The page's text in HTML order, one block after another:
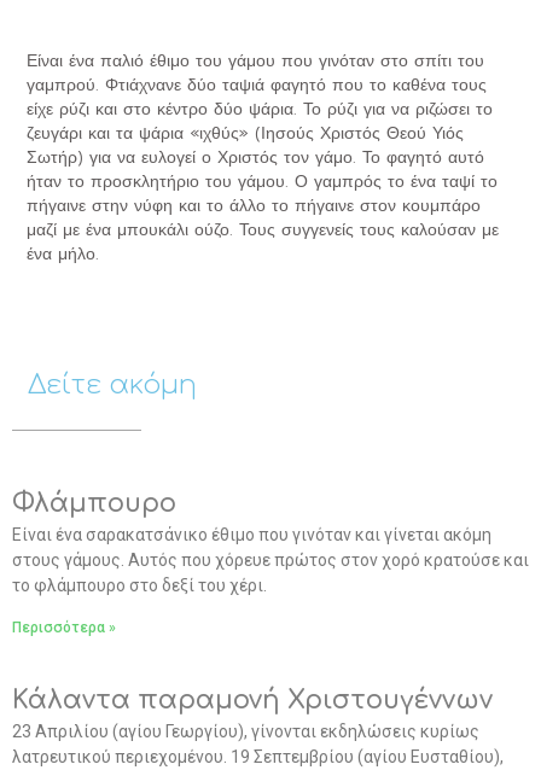
Είναι ένα παλιό έθιμο του γάμου που γινόταν στο σπίτι του
γαμπρού. Φτιάχνανε δύο ταψιά φαγητό που το καθένα τους
είχε ρύζι και στο κέντρο δύο ψάρια. Το ρύζι για να ριζώσει το
ζευγάρι και τα ψάρια «ιχθύς» (Ιησούς Χριστός Θεού Υιός
Σωτήρ) για να ευλογεί ο Χριστός τον γάμο. Το φαγητό αυτό
ήταν το προσκλητήριο του γάμου. Ο γαμπρός το ένα ταψί το
πήγαινε στην νύφη και το άλλο το πήγαινε στον κουμπάρο
μαζί με ένα μπουκάλι ούζο. Τους συγγενείς τους καλούσαν με
ένα μήλο.
Δείτε ακόμη
Φλάμπουρο
Είναι ένα σαρακατσάνικο έθιμο που γινόταν και γίνεται ακόμη
στους γάμους. Αυτός που χόρευε πρώτος στον χορό κρατούσε και
το φλάμπουρο στο δεξί του χέρι.
Περισσότερα »
Κάλαντα παραμονή Χριστουγέννων
23 Απριλίου (αγίου Γεωργίου), γίνονται εκδηλώσεις κυρίως
λατρευτικού περιεχομένου. 19 Σεπτεμβρίου (αγίου Ευσταθίου),